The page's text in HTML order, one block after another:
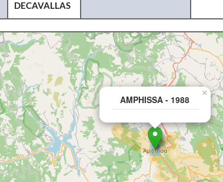
DECAVALLAS
AMPHISSA - 1988
×